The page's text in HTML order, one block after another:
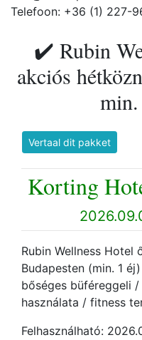
Telefoon: +36 (1) 227-
✔️ Rubin
akciós
Vertaal dit pakket
Korting
Rubin Wellness
Budapesten (min. 1
bőséges büféreggeli
használata / fitness
Felhasználható: